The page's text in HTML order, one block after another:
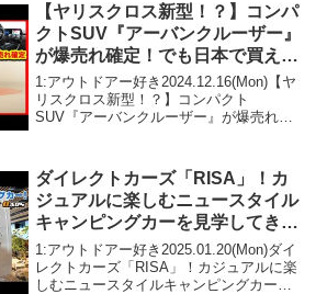
【ヤリスクロス新型！？】コンパ
クトSUV『アーバンクルーザー』
が爆売れ確定！でも日本で買えな
い切実な理由とは？
1:アウトドアー好き2024.12.16(Mon)【ヤ
リスクロス新型！？】コンパクト
SUV『アーバンクルーザー』が爆売れ確
いで！！2:アウトドアー好き2024.12.16...
ダイレクトカーズ「RISA」！カ
ジュアルに楽しむニュースタイル
キャンピングカーを見学してき
た！
1:アウトドアー好き2025.01.20(Mon)ダイ
レクトカーズ「RISA」！カジュアルに楽
しむニュースタイルキャンピングカーを